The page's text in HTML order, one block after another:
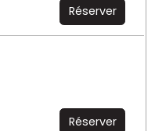
Réserver
Réserver